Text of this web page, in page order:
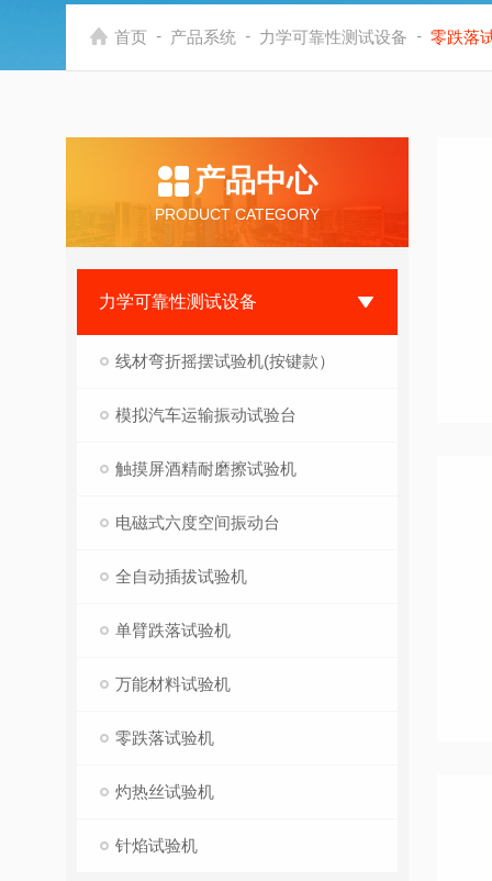
首页 - 产品系统 - 力学可靠性测试设备 - 零跌落
产品中心
PRODUCT CATEGORY
力学可靠性测试设备
线材弯折摇摆试验机(按键款）
模拟汽车运输振动试验台
触摸屏酒精耐磨擦试验机
电磁式六度空间振动台
全自动插拔试验机
单臂跌落试验机
万能材料试验机
零跌落试验机
灼热丝试验机
针焰试验机